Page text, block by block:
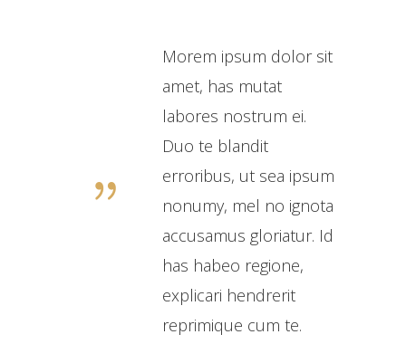
Morem ipsum dolor sit
amet, has mutat
labores nostrum ei.
Duo te blandit
erroribus, ut sea ipsum
nonumy, mel no ignota
accusamus gloriatur. Id
has habeo regione,
explicari hendrerit
reprimique cum te.